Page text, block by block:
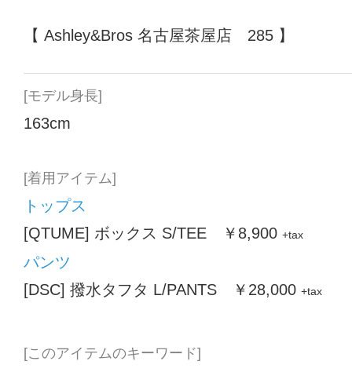
【 Ashley&Bros 名古屋茶屋店 285 】
[モデル身長]
163cm
[着用アイテム]
トップス
[QTUME] ボックス S/TEE ￥8,900 +tax
パンツ
[DSC] 撥水タフタ L/PANTS ￥28,000 +tax
[このアイテムのキーワード]